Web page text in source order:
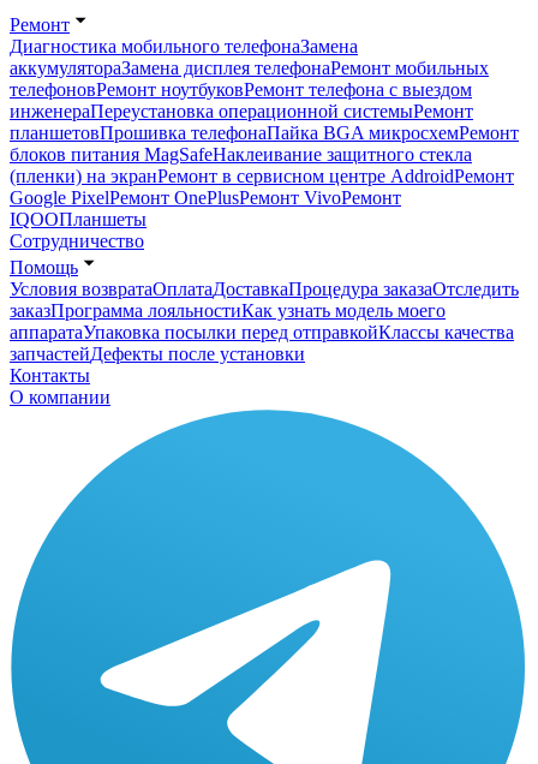
Ремонт
Диагностика мобильного телефонаЗамена
аккумулятораЗамена дисплея телефонаРемонт мобильных
телефоновРемонт ноутбуковРемонт телефона с выездом
инженераПереустановка операционной системыРемонт
планшетовПрошивка телефонаПайка BGA микросхемРемонт
блоков питания MagSafeНаклеивание защитного стекла
(пленки) на экранРемонт в сервисном центре AddroidРемонт
Google PixelРемонт OnePlusРемонт VivoРемонт
IQOOПланшеты
Сотрудничество
Помощь
Условия возвратаОплатаДоставкаПроцедура заказаОтследить
заказПрограмма лояльностиКак узнать модель моего
аппаратаУпаковка посылки перед отправкойКлассы качества
запчастейДефекты после установки
Контакты
О компании